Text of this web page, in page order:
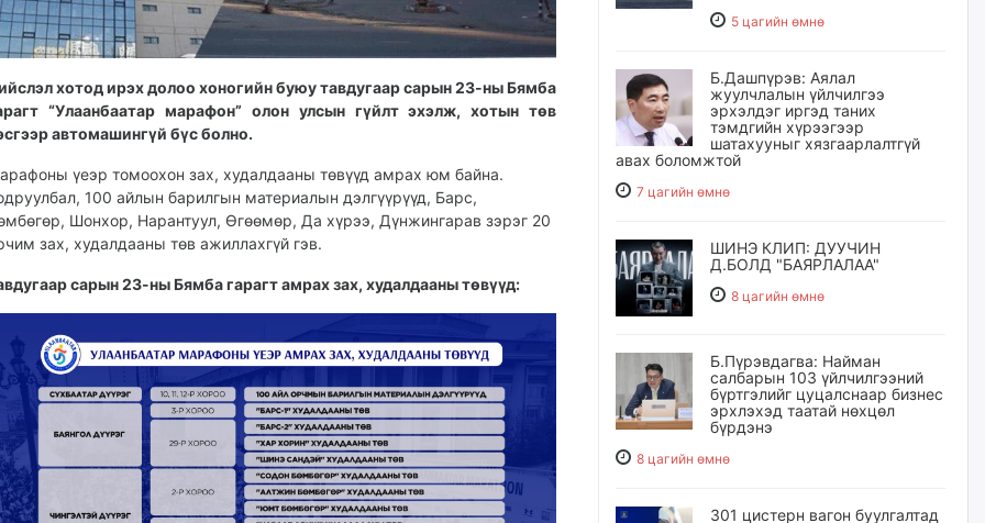
хотод ирэх долоо хоногийн буюу тавдугаар сарын 23-ны Бямба
“Улаанбаатар марафон” олон улсын гүйлт эхэлж, хотын төв
автомашингүй бүс болно.
үеэр томоохон зах, худалдааны төвүүд амрах юм байна.
100 айлын барилгын материалын дэлгүүрүүд, Барс,
Шонхор, Нарантуул, Өгөөмөр, Да хүрээ, Дүнжингарав зэрэг 20
зах, худалдааны төв ажиллахгүй гэв.
сарын 23-ны Бямба гарагт амрах зах, худалдааны төвүүд:
5 цагийн өмнө
Б.Дашпүрэв: Аялал
жуулчлалын үйлчилгээ
эрхэлдэг иргэд таних
тэмдгийн хүрээгээр
шатахууныг хязгаарлалтгүй
авах боломжтой
7 цагийн өмнө
ШИНЭ КЛИП: ДУУЧИН
Д.БОЛД "БАЯРЛАЛАА"
8 цагийн өмнө
Б.Пүрэвдагва: Найман
салбарын 103 үйлчилгээний
бүртгэлийг цуцалснаар бизнес
эрхлэхэд таатай нөхцөл
бүрдэнэ
8 цагийн өмнө
301 цистерн вагон буулгалтад